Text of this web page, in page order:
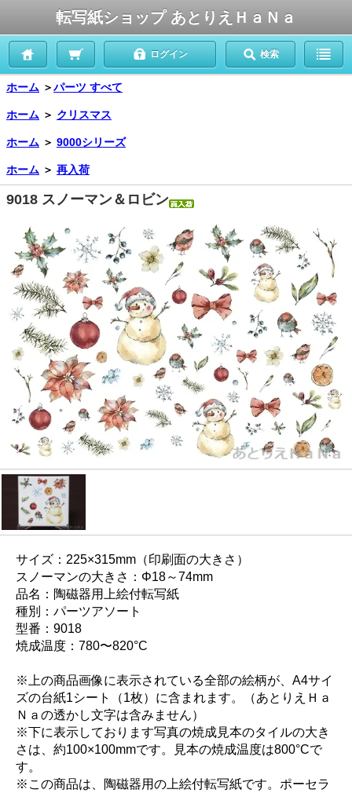
転写紙ショップ あとりえＨａＮａ
ログイン 検索
ホーム ＞パーツ すべて
ホーム ＞ クリスマス
ホーム ＞ 9000シリーズ
ホーム ＞ 再入荷
9018 スノーマン＆ロビン
サイズ：225×315mm（印刷面の大きさ）
スノーマンの大きさ：Φ18～74mm
品名：陶磁器用上絵付転写紙
種別：パーツアソート
型番：9018
焼成温度：780〜820°C
※上の商品画像に表示されている全部の絵柄が、A4サイ
ズの台紙1シート（1枚）に含まれます。（あとりえＨａ
Ｎａの透かし文字は含みません）
※下に表示しております写真の焼成見本のタイルの大き
さは、約100×100mmです。見本の焼成温度は800°Cで
す。
※この商品は、陶磁器用の上絵付転写紙です。ポーセラ